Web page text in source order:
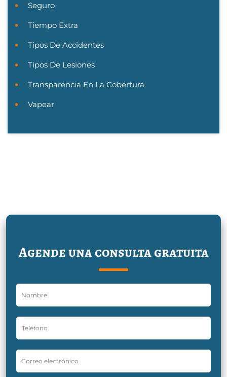
Seguro
Tiempo Extra
Tipos De Accidentes
Tipos De Lesiones
Transparencia En La Cobertura
Vapear
Agende una consulta gratuita